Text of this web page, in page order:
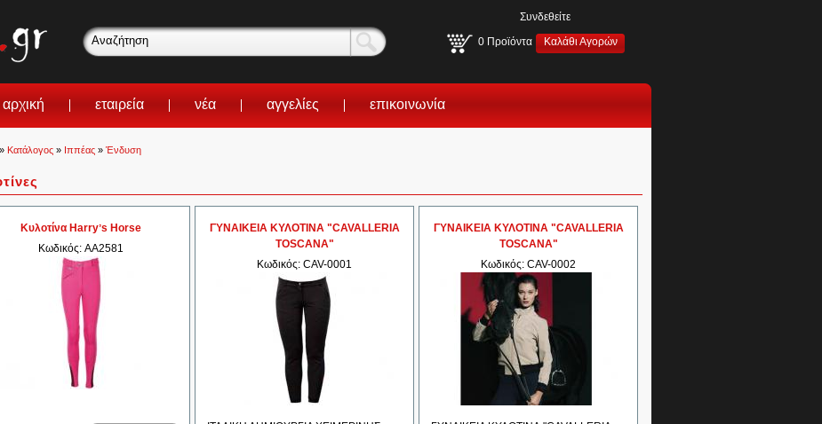
Συνδεθείτε
0 Προϊόντα Καλάθι Αγορών
αρχική εταιρεία νέα αγγελίες επικοινωνία
» Κατάλογος » Ιππέας » Ένδυση
Κυλοτίνα Harryʼs Horse
Κωδικός: AA2581
ΓΥΝΑΙΚΕΙΑ ΚΥΛΟΤΙΝΑ "CAVALLERIA
TOSCANA"
Κωδικός: CAV-0001
ΓΥΝΑΙΚΕΙΑ ΚΥΛΟΤΙΝΑ "CAVALLERIA
TOSCANA"
Κωδικός: CAV-0002